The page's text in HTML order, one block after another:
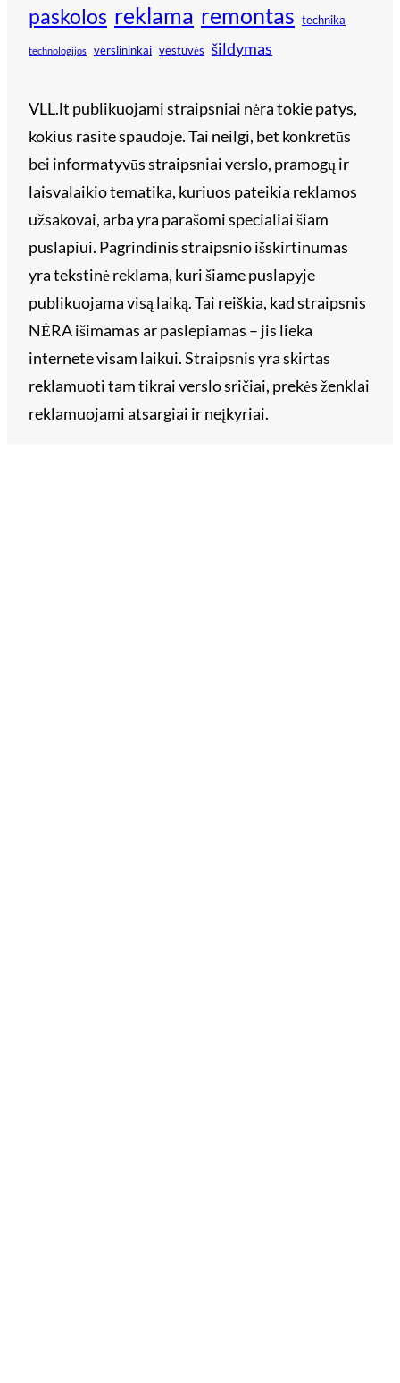
paskolos reklama remontas technika
technologijos verslininkai vestuvės šildymas
VLL.lt publikuojami straipsniai nėra tokie patys,
kokius rasite spaudoje. Tai neilgi, bet konkretūs
bei informatyvūs straipsniai verslo, pramogų ir
laisvalaikio tematika, kuriuos pateikia reklamos
užsakovai, arba yra parašomi specialiai šiam
puslapiui. Pagrindinis straipsnio išskirtinumas
yra tekstinė reklama, kuri šiame puslapyje
publikuojama visą laiką. Tai reiškia, kad straipsnis
NĖRA išimamas ar paslepiamas – jis lieka
internete visam laikui. Straipsnis yra skirtas
reklamuoti tam tikrai verslo sričiai, prekės ženklai
reklamuojami atsargiai ir neįkyriai.